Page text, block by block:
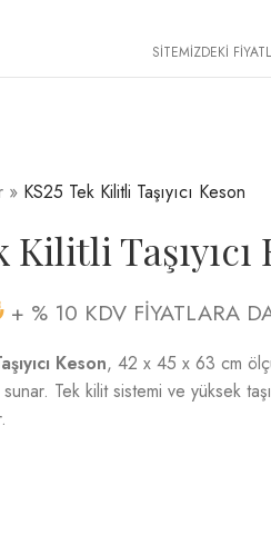
SİTEMİZDEKİ
» KS25 Tek Kilitli Taşıyıcı Keson
Kilitli Taşıyıcı
+ % 10 KDV FİYATLARA
Keson, 42 x 45 x 63 cm
Tek kilit sistemi ve yüksek